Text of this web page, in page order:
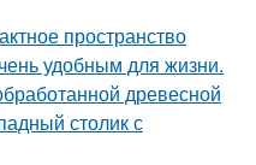
пространство
удобным для жизни.
древесной
столик с